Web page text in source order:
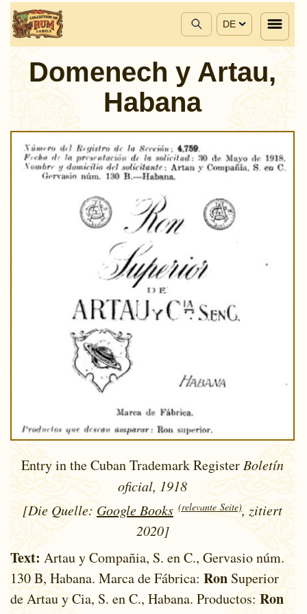
DE
Domenech y Artau,
Habana
Entry in the Cuban Trademark RegisterBoletín
oficial, 1918
[Die Quelle: Google Books (relevante Seite), zitiert
2020]
Text: Artau y Compañia, S. en C., Gervasio núm.
130 B, Habana. Marca de Fábrica: Ron Superior
de Artau y Cia, S. en C., Habana. Productos: Ron